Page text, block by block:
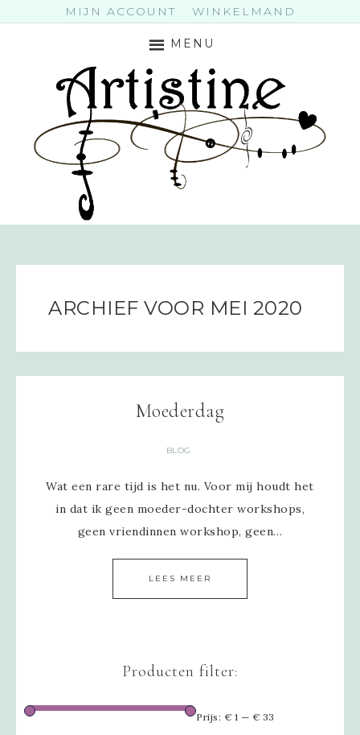
MIJN ACCOUNT WINKELMAND
MENU
ARCHIEF VOOR MEI 2020
Moederdag
BLOG
Wat een rare tijd is het nu. Voor mij houdt het
in dat ik geen moeder-dochter workshops,
geen vriendinnen workshop, geen…
LEES MEER
Producten filter:
Prijs: € 1 — € 33